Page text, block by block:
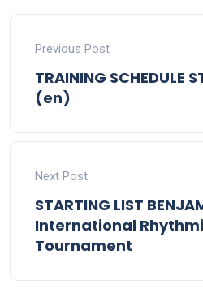
Previous Post
TRAINING SCHEDULE
(en)
Next Post
STARTING LIST
International
Tournament